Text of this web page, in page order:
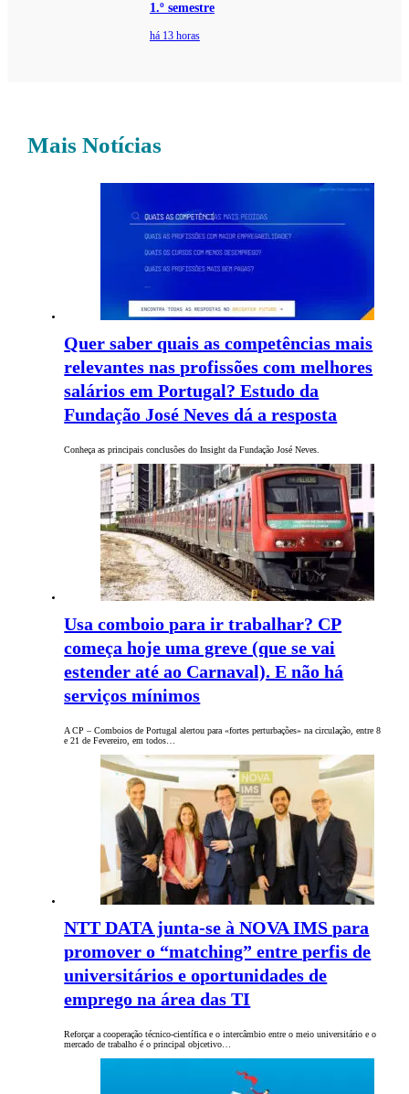
1.º semestre
há 13 horas
Mais Notícias
Quer saber quais as competências mais
relevantes nas profissões com melhores
salários em Portugal? Estudo da
Fundação José Neves dá a resposta
Conheça as principais conclusões do Insight da Fundação José Neves.
Usa comboio para ir trabalhar? CP
começa hoje uma greve (que se vai
estender até ao Carnaval). E não há
serviços mínimos
A CP – Comboios de Portugal alertou para «fortes perturbações» na circulação, entre 8
e 21 de Fevereiro, em todos…
NTT DATA junta-se à NOVA IMS para
promover o “matching” entre perfis de
universitários e oportunidades de
emprego na área das TI
Reforçar a cooperação técnico-científica e o intercâmbio entre o meio universitário e o
mercado de trabalho é o principal objcetivo…